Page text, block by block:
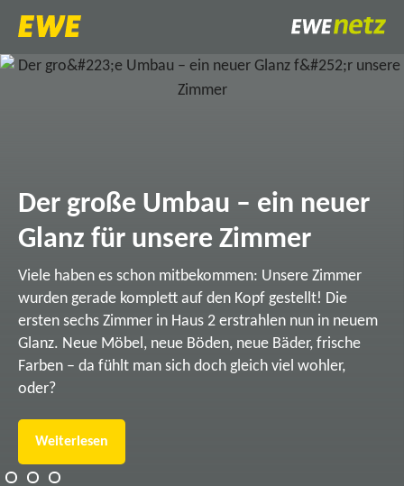
Der große Umbau – ein neuer
Glanz für unsere Zimmer
Viele haben es schon mitbekommen: Unsere Zimmer
wurden gerade komplett auf den Kopf gestellt! Die
ersten sechs Zimmer in Haus 2 erstrahlen nun in neuem
Glanz. Neue Möbel, neue Böden, neue Bäder, frische
Farben – da fühlt man sich doch gleich viel wohler,
oder?
Weiterlesen